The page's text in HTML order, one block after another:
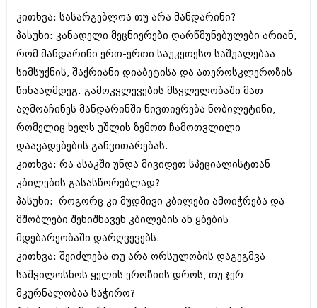
კულინარია
ავტორჩევები
ბელადები
ბიზნესსიახლეები
გვარები
თემიდას სასწორი
იუმორი
კალეიდოსკოპი
ჰოროსკოპი და შეუცნობელი
რომანი და დეტექტივი
სახალისო ამბები
ბიზნესსიახლეები
გვარები
თემიდას სასწორი
იუმორი
კალეიდოსკოპი
ჰოროსკოპი და შეუცნობელი
კრიმინალი
რომანი და დეტექტივი
სახალისო ამბები
შოუბიზნესი
დაიჯესტი
კითხვა: სასარგებლოა თუ არა მანდარინი?
პასუხი: კანადელი მეცნიერები დარწმუნებულები არიან,
რომ მანდარინი ერთ-ერთი საუკეთესო საშუალებაა
სიმსუქნის, შაქრიანი დიაბეტისა და ათეროსკლეროზის
წინააღმდეგ. გამოკვლევების მსვლელობაში მათ
აღმოაჩინეს მანდარინში ნივთიერება ნობილეტინი,
რომელიც ხელს უშლის ზემოთ ჩამოთვლილი
დაავადებების განვითარებას.
კითხვა: რა ასაკში უნდა მივიდეთ სპეციალისტთან
კბილების გასასწორებლად?
პასუხი: როგორც კი მუდმივი კბილები ამოიჭრება და
მშობლები შენიშნავენ კბილების ან ყბების
მდებარეობაში დარღვევებს.
კითხვა: შეიძლება თუ არა ორსულობის დაგეგმვა
საშვილოსნოს ყელის ეროზიის დროს, თუ ჯერ
მკურნალობაა საჭირო?